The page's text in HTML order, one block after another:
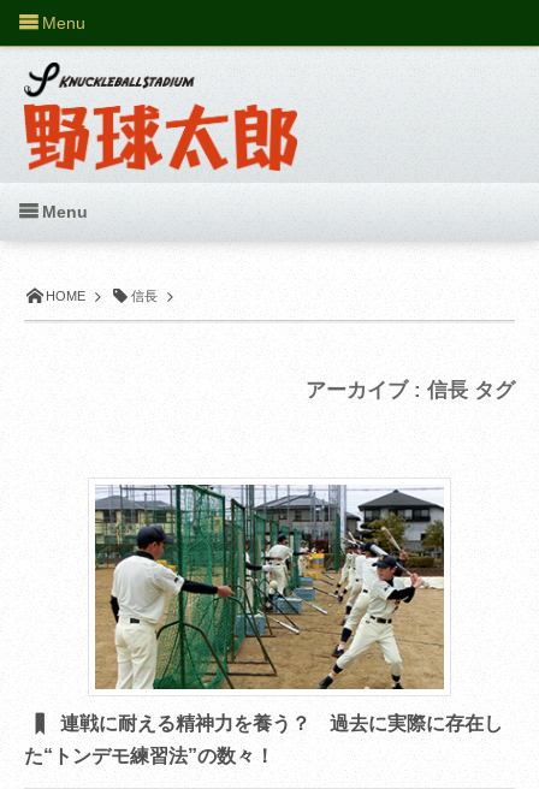
HOME 信長
アーカイブ : 信長 タグ
連戦に耐える精神力を養う？ 過去に実際に存在し
た“トンデモ練習法”の数々！
Menu
Menu